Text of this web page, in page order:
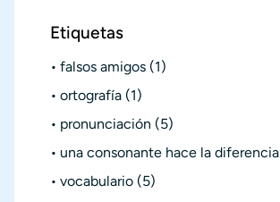
Etiquetas
falsos amigos (1)
ortografía (1)
pronunciación (5)
una consonante hace la diferencia
vocabulario (5)